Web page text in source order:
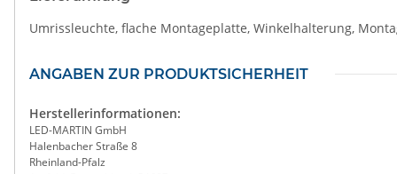
Umrissleuchte, flache Montageplatte, Winkelhalterung,
ANGABEN ZUR PRODUKTSICHERHEIT
Herstellerinformationen:
LED-MARTIN GmbH
Halenbacher Straße 8
Rheinland-Pfalz